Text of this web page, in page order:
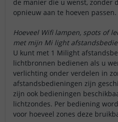
de manier die u wenst, zonder
opnieuw aan te hoeven passen.
Hoeveel Wifi lampen, spots of
met mijn Mi light
U kunt met 1 Milight
lichtbronnen bedienen als u
verlichting onder verdelen in
afstandsbedieningen zijn
zijn ook bedieningen
lichtzondes. Per bediening
voor hoeveel zones deze